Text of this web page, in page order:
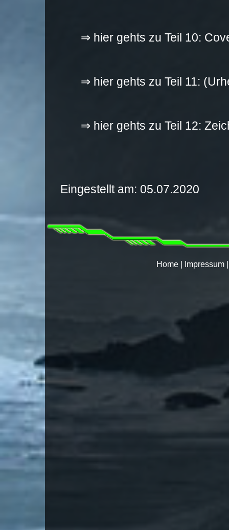
⇒ hier gehts zu Teil 10:
⇒ hier gehts zu Teil 11:
⇒ hier gehts zu Teil 12:
Eingestellt am: 05.07.2020
Home| Impressum